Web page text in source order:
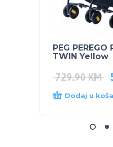
PEG PEREGO
TWIN Yellow
729.90KM
Dodaj u